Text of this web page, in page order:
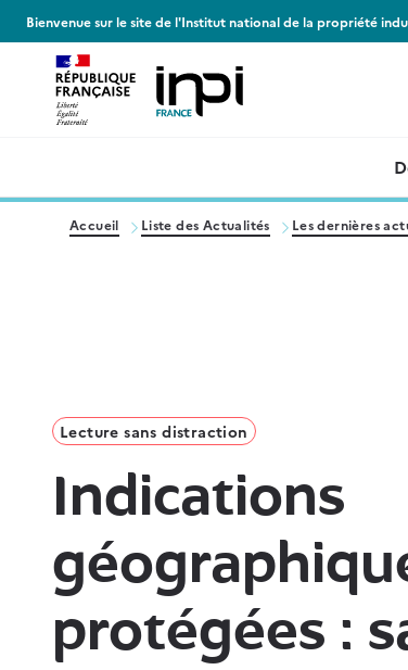
Bienvenue sur le site de l'Institut national de la propriété
Accueil Liste des Actualités Les dernières
Indications
protégées :
Lecture sans distraction
Panneau de gestion des cookies